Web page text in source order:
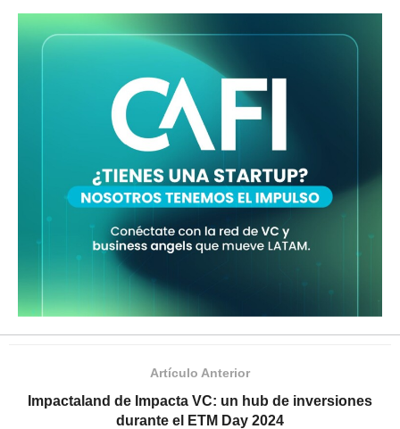
Artículo Anterior
Impactaland de Impacta VC: un hub de inversiones
durante el ETM Day 2024